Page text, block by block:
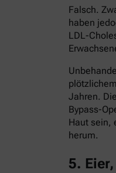
Falsch.
haben
LDL-
Jahren.
Bypass-
Haut sein,
herum.
5.